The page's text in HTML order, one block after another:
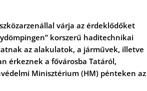
várja az érdeklődőket
korszerű haditechnikai
az alakulatok, a járművek, illetve
érkeznek a fővárosba Tatáról,
Minisztérium (HM) pénteken az